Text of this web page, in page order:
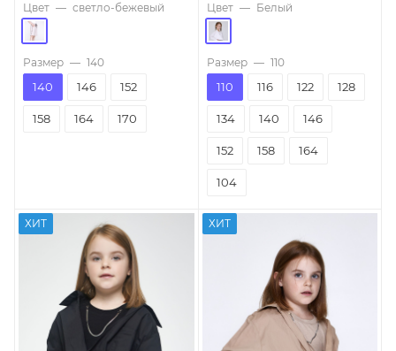
Цвет — светло-бежевый
Размер — 140
140 146 152
158 164 170
Цвет — Белый
Размер — 110
110 116 122 128
134 140 146
152 158 164
104
ХИТ ХИТ